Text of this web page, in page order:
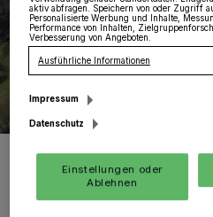
Die Renaturierung der Erft (hier bei
kommenden Jahren auch zwischen
erfolgen.
aktiv abfragen. Speichern von oder Zugriff
Personalisierte Werbung und Inhalte,
Performance von Inhalten,
Verbesserung von Angeboten.
Ausführliche Informationen
Impressum
Datenschutz
Einstellungen oder
Ablehnen